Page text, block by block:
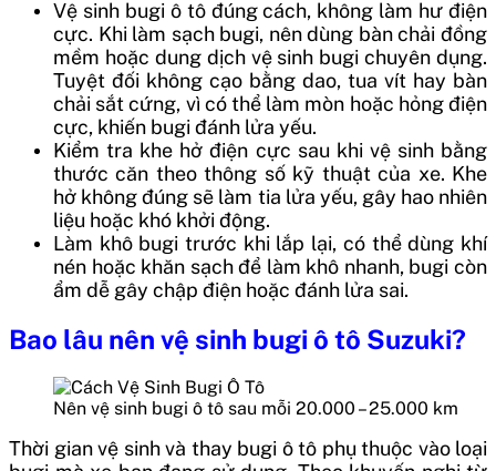
Vệ sinh bugi ô tô đúng cách, không làm hư điện
cực. Khi làm sạch bugi, nên dùng bàn chải đồng
mềm hoặc dung dịch vệ sinh bugi chuyên dụng.
Tuyệt đối không cạo bằng dao, tua vít hay bàn
chải sắt cứng, vì có thể làm mòn hoặc hỏng điện
cực, khiến bugi đánh lửa yếu.
Kiểm tra khe hở điện cực sau khi vệ sinh bằng
thước căn theo thông số kỹ thuật của xe. Khe
hở không đúng sẽ làm tia lửa yếu, gây hao nhiên
liệu hoặc khó khởi động.
Làm khô bugi trước khi lắp lại, có thể dùng khí
nén hoặc khăn sạch để làm khô nhanh, bugi còn
ẩm dễ gây chập điện hoặc đánh lửa sai.
Bao lâu nên vệ sinh bugi ô tô Suzuki?
Nên vệ sinh bugi ô tô sau mỗi 20.000 – 25.000 km
Thời gian vệ sinh và thay bugi ô tô phụ thuộc vào loại